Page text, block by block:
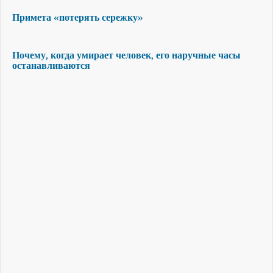
Примета «потерять сережку»
Почему, когда умирает человек, его наручные часы
останавливаются